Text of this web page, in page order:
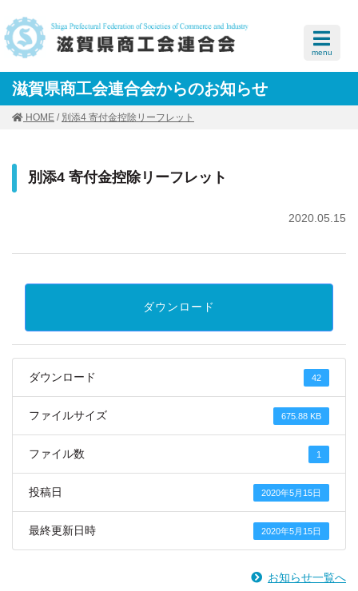
menu
滋賀県商工会連合会からのお知らせ
HOME / 別添4 寄付金控除リーフレット
別添4 寄付金控除リーフレット
2020.05.15
ダウンロード
ダウンロード 42
ファイルサイズ 675.88 KB
ファイル数 1
投稿日 2020年5月15日
最終更新日時 2020年5月15日
お知らせ一覧へ